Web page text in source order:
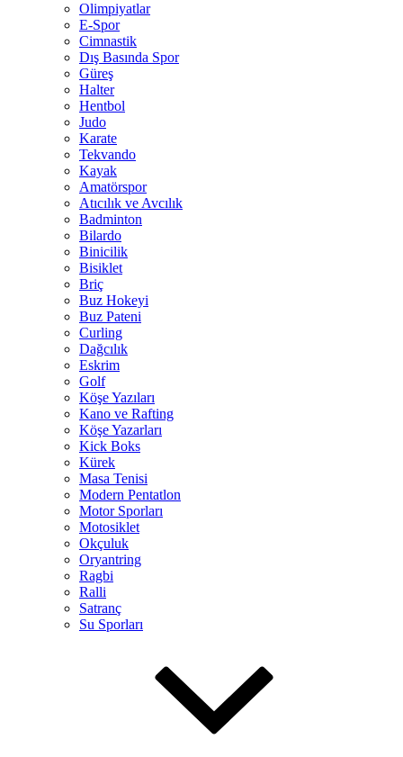
Olimpiyatlar
E-Spor
Cimnastik
Dış Basında Spor
Güreş
Halter
Hentbol
Judo
Karate
Tekvando
Kayak
Amatörspor
Atıcılık ve Avcılık
Badminton
Bilardo
Binicilik
Bisiklet
Briç
Buz Hokeyi
Buz Pateni
Curling
Dağcılık
Eskrim
Golf
Köşe Yazıları
Kano ve Rafting
Köşe Yazarları
Kick Boks
Kürek
Masa Tenisi
Modern Pentatlon
Motor Sporları
Motosiklet
Okçuluk
Oryantring
Ragbi
Ralli
Satranç
Su Sporları